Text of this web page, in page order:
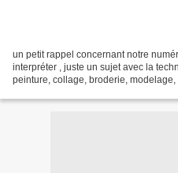
un petit rappel concernant notre
interpréter , juste un sujet avec la
peinture, collage, broderie, modelage,